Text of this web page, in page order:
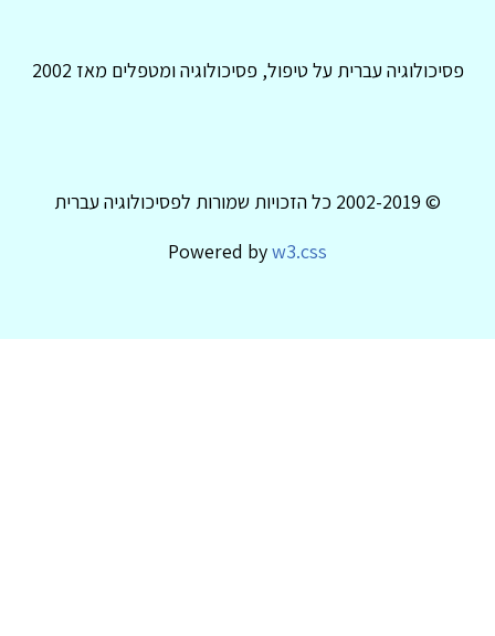
פסיכולוגיה עברית על טיפול, פסיכולוגיה ומטפלים מאז 2002
© 2002-2019 כל הזכויות שמורות לפסיכולוגיה עברית
Powered byw3.css